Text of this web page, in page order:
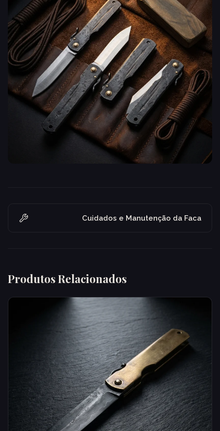
Cuidados e Manutenção da Faca
Produtos Relacionados